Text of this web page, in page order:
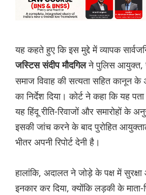
यह कहते हुए कि इस मुद्दे में व्यापक
जस्टिस संदीप मौदगिलने पुलिस आयुक्त,
समाज विवाह की सत्यता सहित कानून के
का निर्देश दिया। कोर्ट ने कहा कि यह
यह हिंदू रीति-रिवाजों और समारोहों के
इसकी जांच करने के बाद पुरोहित
भीतर अपनी रिपोर्ट देनी है।
हालांकि, अदालत ने जोड़े के पक्ष में
इनकार कर दिया, क्योंकि लड़की के माता-